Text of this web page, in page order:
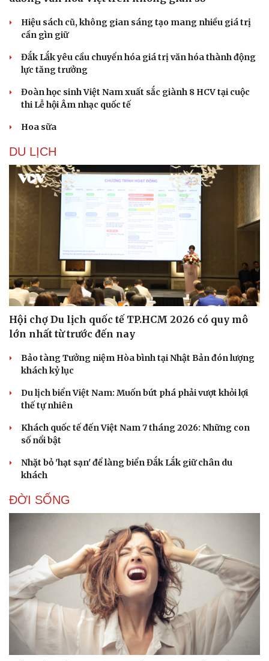
Tư vấn
Cửa sổ tình yêu
Kể chuyện cho bé
Hạt giống tâm hồn
Hiệu sách cũ, không gian sáng tạo mang nhiều giá trị
cần gìn giữ
Đắk Lắk yêu cầu chuyển hóa giá trị văn hóa thành động
lực tăng trưởng
Đoàn học sinh Việt Nam xuất sắc giành 8 HCV tại cuộc
thi Lễ hội Âm nhạc quốc tế
Hoa sữa
DU LỊCH
Hội chợ Du lịch quốc tế TP.HCM 2026 có quy mô
lớn nhất từ trước đến nay
Bảo tàng Tưởng niệm Hòa bình tại Nhật Bản đón lượng
khách kỷ lục
Du lịch biển Việt Nam: Muốn bứt phá phải vượt khỏi lợi
thế tự nhiên
Khách quốc tế đến Việt Nam 7 tháng 2026: Những con
số nổi bật
Nhặt bỏ 'hạt sạn' để làng biển Đắk Lắk giữ chân du
khách
ĐỜI SỐNG